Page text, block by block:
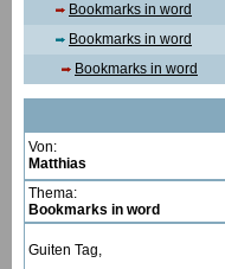
Bookmarks in word
Bookmarks in word
Bookmarks in word
Von:
Matthias
Thema:
Bookmarks in word
Guiten Tag,